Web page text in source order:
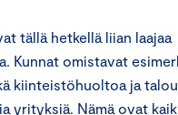
tällä hetkellä liian laajaa
Kunnat omistavat
kiinteistöhuoltoa ja
yrityksiä. Nämä ovat